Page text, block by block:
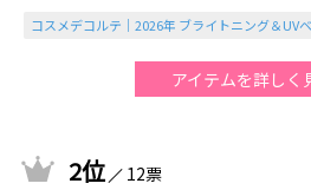
コスメデコルテ｜2026年 ブライトニング＆UV
アイテムを詳しく
2位 12票